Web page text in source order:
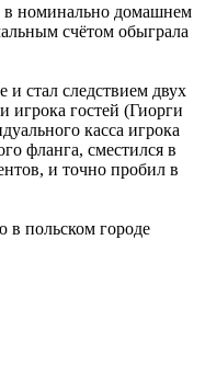
номинально домашнем
счётом обыграла
и стал следствием двух
гостей (Гиорги
касса игрока
фланга, сместился в
и точно пробил в
в польском городе